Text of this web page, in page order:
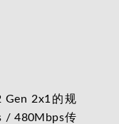
Gen 2x1的规
/ 480Mbps传